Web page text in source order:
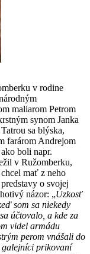
v rodine
maliarom Petrom
synom Janka
sa blýska,
farárom Andrejom
boli napr.
v Ružomberku,
mať z neho
o svojej
názor: „Úzkosť
som sa niekedy
účtovalo, a kde za
videl armádu
perom vnášali do
prikovaní